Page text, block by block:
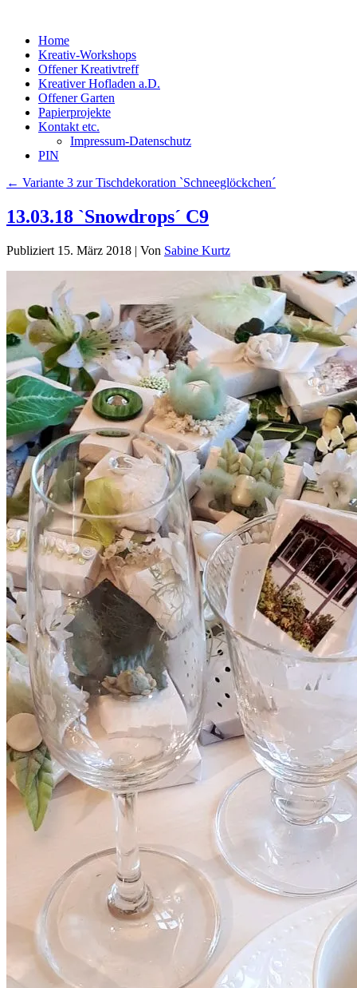
Home
Kreativ-Workshops
Offener Kreativtreff
Kreativer Hofladen a.D.
Offener Garten
Papierprojekte
Kontakt etc.
Impressum-Datenschutz
PIN
← Variante 3 zur Tischdekoration `Schneeglöckchen´
13.03.18 `Snowdrops´ C9
Publiziert 15. März 2018 | Von Sabine Kurtz